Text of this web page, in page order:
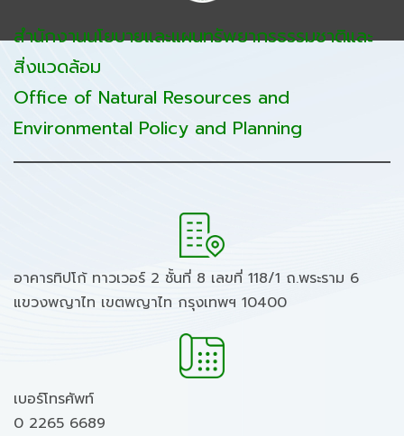
สำนักงานนโยบายและแผนทรัพยากรธรรมชาติและ
สิ่งแวดล้อม
Office of Natural Resources and
Environmental Policy and Planning
อาคารทิปโก้ ทาวเวอร์ 2 ชั้นที่ 8 เลขที่ 118/1 ถ.พระราม 6
แขวงพญาไท เขตพญาไท กรุงเทพฯ 10400
เบอร์โทรศัพท์
0 2265 6689